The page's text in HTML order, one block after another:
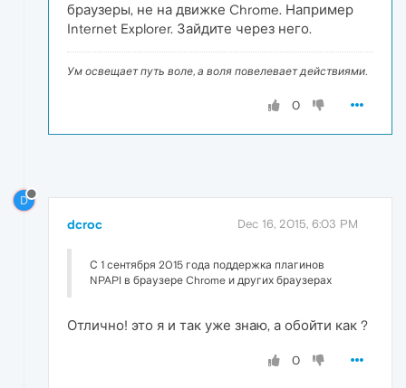
браузеры, не на движке Chrome. Например
Internet Explorer. Зайдите через него.
Ум освещает путь воле, а воля повелевает действиями.
0
D
dcroc Dec 16, 2015, 6:03 PM
С 1 сентября 2015 года поддержка плагинов
NPAPI в браузере Chrome и других браузерах
Отлично! это я и так уже знаю, а обойти как ?
0